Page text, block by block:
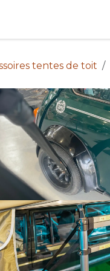
tentes de toit